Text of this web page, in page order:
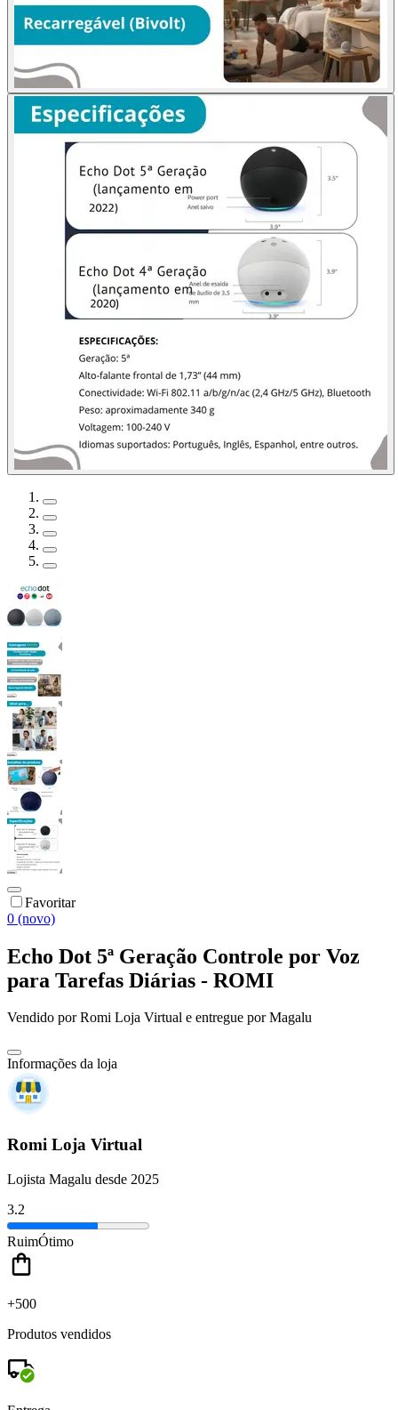
Favoritar
0 (novo)
Echo Dot 5ª Geração Controle por Voz
para Tarefas Diárias - ROMI
Vendido porRomi Loja Virtual e entregue por Magalu
Informações da loja
Romi Loja Virtual
Lojista Magalu desde 2025
3.2
RuimÓtimo
+500
Produtos vendidos